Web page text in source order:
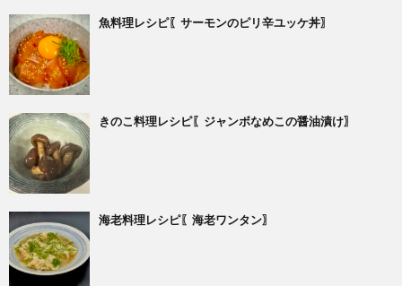
魚料理レシピ〖サーモンのピリ辛ユッケ丼〗
きのこ料理レシピ〖ジャンボなめこの醤油漬け〗
海老料理レシピ〖海老ワンタン〗